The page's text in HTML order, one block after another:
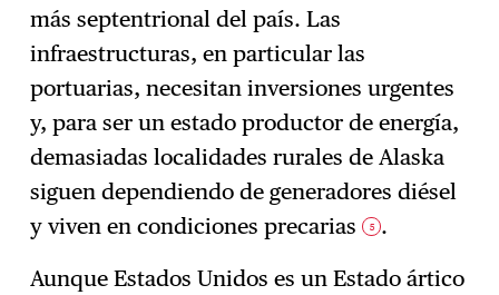
más septentrional del país. Las
infraestructuras, en particular las
portuarias, necesitan inversiones urgentes
y, para ser un estado productor de energía,
demasiadas localidades rurales de Alaska
siguen dependiendo de generadores diésel
y viven en condiciones precarias 5 .
Aunque Estados Unidos es un Estado ártico